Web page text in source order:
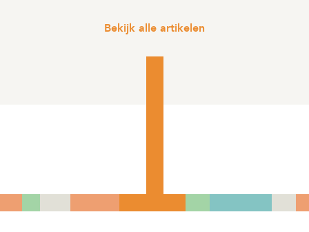
Bekijk alle artikelen